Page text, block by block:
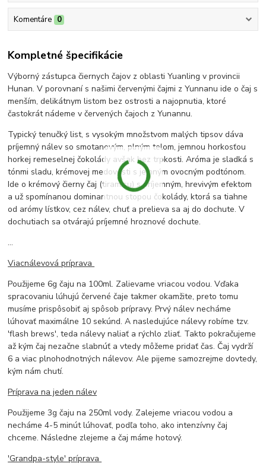
Komentáre 0
Kompletné špecifikácie
Výborný zástupca čiernych čajov z oblasti Yuanling v provincii
Hunan. V porovnaní s našimi červenými čajmi z Yunnanu ide o čaj s
menším, delikátnym listom bez ostrosti a najopnutia, ktoré
častokrát nádeme v červených čajoch z Yunannu.
Typický tenučký list, s vysokým množstvom malých tipsov dáva
príjemný nálev so smotanovým, plným telom, jemnou horkosťou
horkej remeselnej čokolády avšak bez trpkosti. Aróma je sladká s
tónmi sladu, krémovej medovosti s jemným ovocným podtónom.
Ide o krémový čierny čaj (tiramisu) s príjemným, hrevivým efektom
a už spomínanou dominantnou stopou čokolády, ktorá sa tiahne
od arómy lístkov, cez nálev, chuť a prelieva sa aj do dochute. V
dochutiach sa otvárajú príjemné hroznové dochute.
...
Viacnálevová príprava
Použijeme 6g čaju na 100ml. Zalievame vriacou vodou. Vďaka
spracovaniu lúhujú červené čaje takmer okamžite, preto tomu
musíme prispôsobiť aj spôsob prípravy. Prvý nálev necháme
lúhovať maximálne 10 sekúnd. A nasledujúce nálevy robíme tzv.
'flash brews', teda nálevy naliať a rýchlo zliať. Takto pokračujeme
až kým čaj nezačne slabnúť a vtedy môžeme pridať čas. Čaj vydrží
6 a viac plnohodnotných nálevov. Ale pijeme samozrejme dovtedy,
kým nám chutí.
Príprava na jeden nálev
Použijeme 3g čaju na 250ml vody. Zalejeme vriacou vodou a
necháme 4-5 minút lúhovať, podľa toho, ako intenzívny čaj
chceme. Následne zlejeme a čaj máme hotový.
'Grandpa-style' príprava